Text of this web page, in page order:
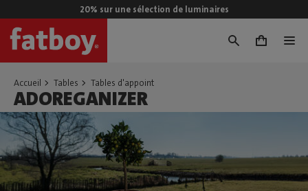
20% sur une sélection de luminaires
0
Accueil Tables Tables d'appoint
ADOREGANIZER